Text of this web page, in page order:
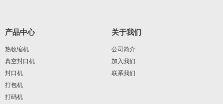
产品中心
热收缩机
真空封口机
封口机
打包机
打码机
关于我们
公司简介
加入我们
联系我们